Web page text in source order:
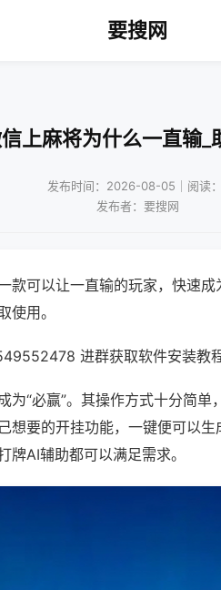
要搜网
上麻将为什么一直输_
发布时间：2026-08-05｜阅读
发布者：要搜网
款可以让一直输的玩家，快速成
使用。
进群获取软件安装教
为“必赢”。其操作方式十分简
想要的开挂功能，一键便可以
牌AI辅助都可以满足需求。